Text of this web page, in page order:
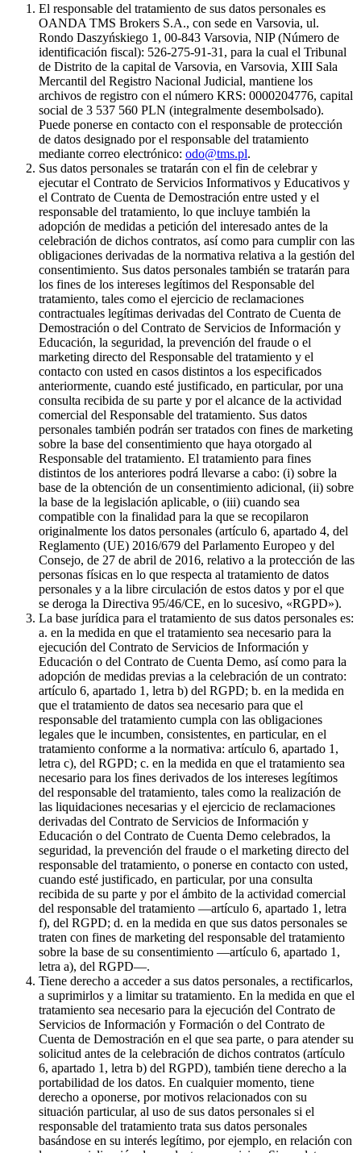
El responsable del tratamiento de sus datos personales es
OANDA TMS Brokers S.A., con sede en Varsovia, ul.
Rondo Daszyńskiego 1, 00-843 Varsovia, NIP (Número de
identificación fiscal): 526-275-91-31, para la cual el Tribunal
de Distrito de la capital de Varsovia, en Varsovia, XIII Sala
Mercantil del Registro Nacional Judicial, mantiene los
archivos de registro con el número KRS: 0000204776, capital
social de 3 537 560 PLN (integralmente desembolsado).
Puede ponerse en contacto con el responsable de protección
de datos designado por el responsable del tratamiento
mediante correo electrónico: odo@tms.pl.
Sus datos personales se tratarán con el fin de celebrar y
ejecutar el Contrato de Servicios Informativos y Educativos y
el Contrato de Cuenta de Demostración entre usted y el
responsable del tratamiento, lo que incluye también la
adopción de medidas a petición del interesado antes de la
celebración de dichos contratos, así como para cumplir con las
obligaciones derivadas de la normativa relativa a la gestión del
consentimiento. Sus datos personales también se tratarán para
los fines de los intereses legítimos del Responsable del
tratamiento, tales como el ejercicio de reclamaciones
contractuales legítimas derivadas del Contrato de Cuenta de
Demostración o del Contrato de Servicios de Información y
Educación, la seguridad, la prevención del fraude o el
marketing directo del Responsable del tratamiento y el
contacto con usted en casos distintos a los especificados
anteriormente, cuando esté justificado, en particular, por una
consulta recibida de su parte y por el alcance de la actividad
comercial del Responsable del tratamiento. Sus datos
personales también podrán ser tratados con fines de marketing
sobre la base del consentimiento que haya otorgado al
Responsable del tratamiento. El tratamiento para fines
distintos de los anteriores podrá llevarse a cabo: (i) sobre la
base de la obtención de un consentimiento adicional, (ii) sobre
la base de la legislación aplicable, o (iii) cuando sea
compatible con la finalidad para la que se recopilaron
originalmente los datos personales (artículo 6, apartado 4, del
Reglamento (UE) 2016/679 del Parlamento Europeo y del
Consejo, de 27 de abril de 2016, relativo a la protección de las
personas físicas en lo que respecta al tratamiento de datos
personales y a la libre circulación de estos datos y por el que
se deroga la Directiva 95/46/CE, en lo sucesivo, «RGPD»).
La base jurídica para el tratamiento de sus datos personales es:
a. en la medida en que el tratamiento sea necesario para la
ejecución del Contrato de Servicios de Información y
Educación o del Contrato de Cuenta Demo, así como para la
adopción de medidas previas a la celebración de un contrato:
artículo 6, apartado 1, letra b) del RGPD; b. en la medida en
que el tratamiento de datos sea necesario para que el
responsable del tratamiento cumpla con las obligaciones
legales que le incumben, consistentes, en particular, en el
tratamiento conforme a la normativa: artículo 6, apartado 1,
letra c), del RGPD; c. en la medida en que el tratamiento sea
necesario para los fines derivados de los intereses legítimos
del responsable del tratamiento, tales como la realización de
las liquidaciones necesarias y el ejercicio de reclamaciones
derivadas del Contrato de Servicios de Información y
Educación o del Contrato de Cuenta Demo celebrados, la
seguridad, la prevención del fraude o el marketing directo del
responsable del tratamiento, o ponerse en contacto con usted,
cuando esté justificado, en particular, por una consulta
recibida de su parte y por el ámbito de la actividad comercial
del responsable del tratamiento —artículo 6, apartado 1, letra
f), del RGPD; d. en la medida en que sus datos personales se
traten con fines de marketing del responsable del tratamiento
sobre la base de su consentimiento —artículo 6, apartado 1,
letra a), del RGPD—.
Tiene derecho a acceder a sus datos personales, a rectificarlos,
a suprimirlos y a limitar su tratamiento. En la medida en que el
tratamiento sea necesario para la ejecución del Contrato de
Servicios de Información y Formación o del Contrato de
Cuenta de Demostración en el que sea parte, o para atender su
solicitud antes de la celebración de dichos contratos (artículo
6, apartado 1, letra b) del RGPD), también tiene derecho a la
portabilidad de los datos. En cualquier momento, tiene
derecho a oponerse, por motivos relacionados con su
situación particular, al uso de sus datos personales si el
responsable del tratamiento trata sus datos personales
basándose en su interés legítimo, por ejemplo, en relación con